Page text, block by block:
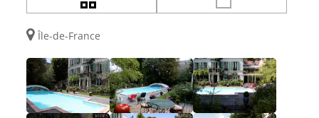
Île-de-France